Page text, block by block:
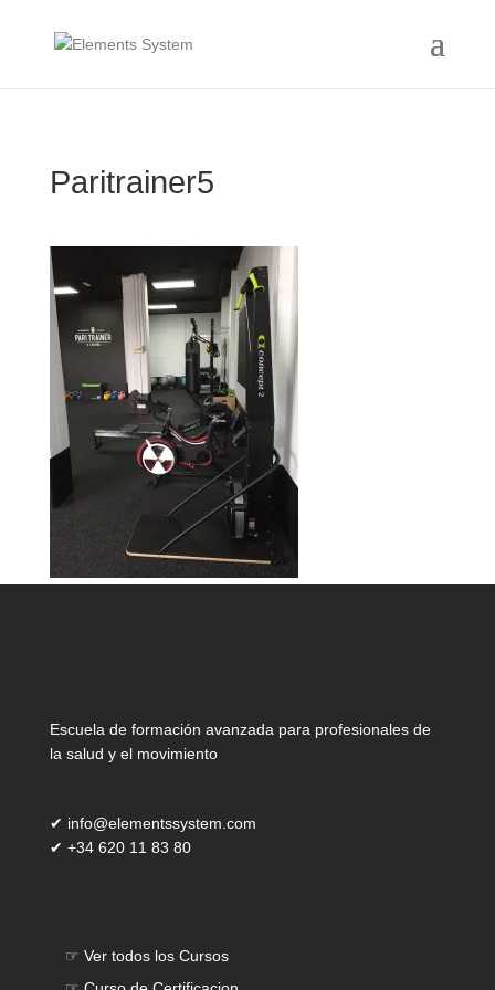
Paritrainer5
Escuela de formación avanzada para profesionales de
la salud y el movimiento
✔ info@elementssystem.com
✔ +34 620 11 83 80
☞ Ver todos los Cursos